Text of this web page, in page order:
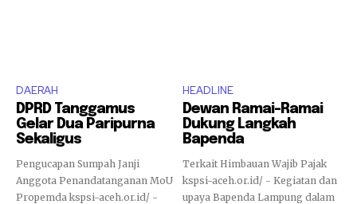
DAERAH
DPRD Tanggamus
Gelar Dua Paripurna
Sekaligus
Pengucapan Sumpah Janji
Anggota Penandatanganan MoU
Propemda kspsi-aceh.or.id/ -
HEADLINE
Dewan Ramai-Ramai
Dukung Langkah
Bapenda
Terkait Himbauan Wajib Pajak
kspsi-aceh.or.id/ - Kegiatan dan
upaya Bapenda Lampung dalam